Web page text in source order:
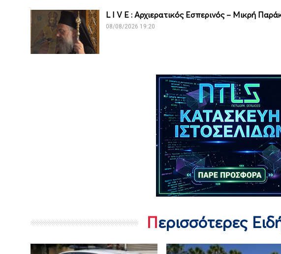
L I V Ε : Αρχιερατικός Εσπερινός – Μικρή
08/08/2026 19:20
Περισσότερες